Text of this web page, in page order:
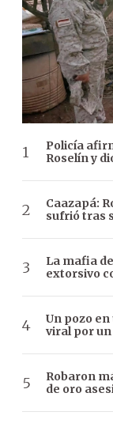
Policía
Roselín y
Caazapá:
sufrió tras
La mafia
extorsivo
Un pozo
viral por un
Robaron
de oro